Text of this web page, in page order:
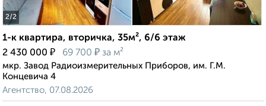
2/2
1-к квартира, вторичка, 35м², 6/6 этаж
2 430 000 ₽ 69 700 ₽ за м²
мкр. Завод Радиоизмерительных Приборов, им. Г.М.
Концевича 4
Агентство, 07.08.2026